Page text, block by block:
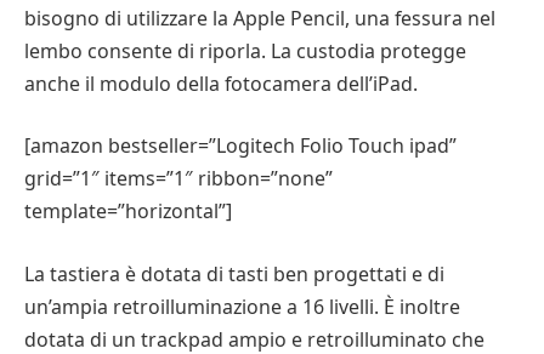
bisogno di utilizzare la Apple Pencil, una fessura nel
lembo consente di riporla. La custodia protegge
anche il modulo della fotocamera dell’iPad.
[amazon bestseller=”Logitech Folio Touch ipad”
grid=”1″ items=”1″ ribbon=”none”
template=”horizontal”]
La tastiera è dotata di tasti ben progettati e di
un’ampia retroilluminazione a 16 livelli. È inoltre
dotata di un trackpad ampio e retroilluminato che